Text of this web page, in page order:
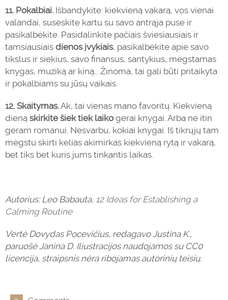
11. Pokalbiai. Išbandykite: kiekvieną vakarą, vos vienai
valandai, susėskite kartu su savo antrąja puse ir
pasikalbėkite. Pasidalinkite pačiais šviesiausiais ir
tamsiausiais dienos įvykiais, pasikalbėkite apie savo
tikslus ir siekius, savo finansus, santykius, mėgstamas
knygas, muziką ar kiną… Žinoma, tai gali būti pritaikyta
ir pokalbiams su jūsų vaikais.
12. Skaitymas.Ak, tai vienas mano favoritų. Kiekvieną
dieną skirkite šiek tiek laiko gerai knygai. Arba ne itin
geram romanui. Nesvarbu, kokiai knygai. Iš tikrųjų tam
mėgstu skirti kelias akimirkas kiekvieną rytą ir vakarą,
bet tiks bet kuris jums tinkantis laikas.
Autorius: Leo Babauta, 12 Ideas for Establishing a
Calming Routine
Vertė Dovydas Pocevičius, redagavo Justina K.,
paruošė Janina D. Iliustracijos naudojamos su CC0
licencija, straipsnis nėra ribojamas autorinių teisių.